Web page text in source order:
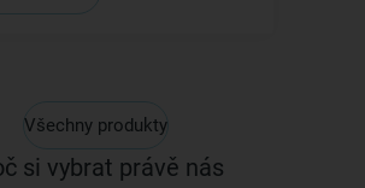
Všechny produkty
si vybrat právě nás